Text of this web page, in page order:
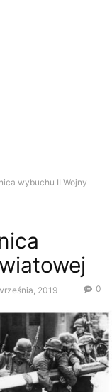
wybuchu II Wojny
2019 0